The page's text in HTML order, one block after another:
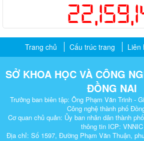
Trang chủ Cấu trúc trang Liên
SỞ KHOA HỌC VÀ CÔNG
ĐỒNG NAI
Trưởng ban biên tập: Ông Phạm Văn Trinh -
Công nghệ thành phố
Cơ quan chủ quản: Ủy ban nhân dân thành
thông tin ICP: VNNIC
Địa chỉ: Số 1597, Đường Phạm Văn Thuận,